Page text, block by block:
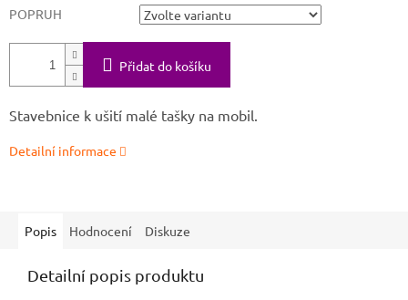
POPRUH
Přidat do košíku
Stavebnice k ušití malé tašky na mobil.
Detailní informace
Popis Hodnocení Diskuze
Detailní popis produktu